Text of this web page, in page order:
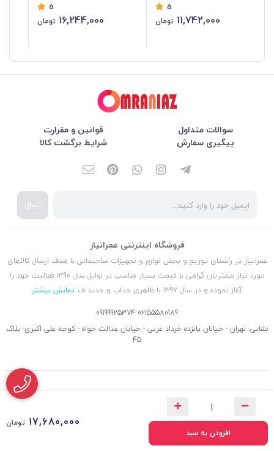
افزودن به سبد
17,680,000 تومان
5
11,742,000 تومان
5
16,244,000 تومان
سوالات متداول
قوانین و مقرارت
پیگیری سفارش
شرایط برگشت کالا
ارسال
فروشگاه اینترنتی عمرانیاز
عمرانیاز در راستای توزیع و پخش لوازم و تجهیزات ساختمانی با هدف ارسال کالاهای
مورد نیاز مشتریان گرامی با قیمت بسیار مناسب در اوایل سال 1390 فعالیت خود را
آغاز نموده و در سال 1397 با ظاهری جذاب و جدید ف
نمایش بیشتر
02155580189
09199925374
نشانی: تهران - خیابان پانزده خرداد غربی - خیابان عدالت خواه - کوچه علی اکبری- پلاک
45